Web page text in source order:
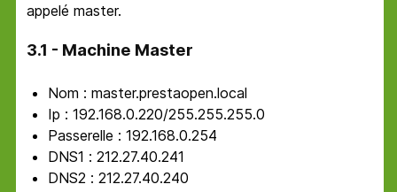
appelé master.
3.1 - Machine Master
Nom : master.prestaopen.local
Ip : 192.168.0.220/255.255.255.0
Passerelle : 192.168.0.254
DNS1 : 212.27.40.241
DNS2 : 212.27.40.240